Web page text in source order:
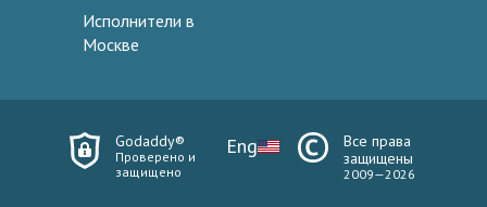
Исполнители в
Москве
Godaddy®
Проверено и
защищено
Eng
Все права
защищены
2009—2026